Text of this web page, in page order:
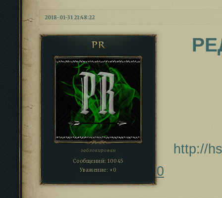
2018-01-31 21:48:22
PR
заблокирован
Сообщений: 10045
Уважение: +0
http://
0